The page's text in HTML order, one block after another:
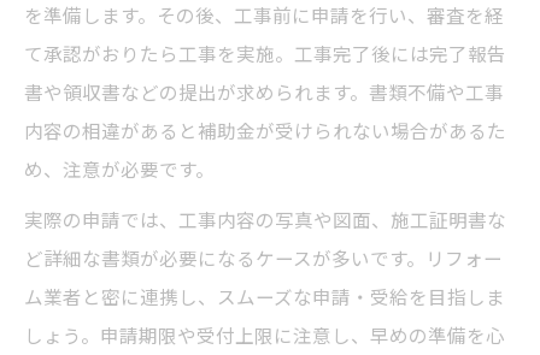
を準備します。その後、工事前に申請を行い、審査を経
て承認がおりたら工事を実施。工事完了後には完了報告
書や領収書などの提出が求められます。書類不備や工事
内容の相違があると補助金が受けられない場合があるた
め、注意が必要です。
実際の申請では、工事内容の写真や図面、施工証明書な
ど詳細な書類が必要になるケースが多いです。リフォー
ム業者と密に連携し、スムーズな申請・受給を目指しま
しょう。申請期限や受付上限に注意し、早めの準備を心